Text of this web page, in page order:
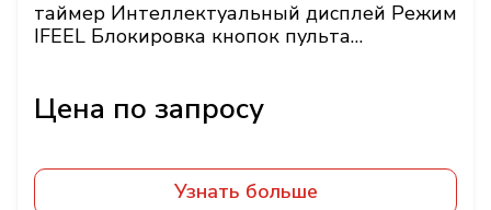
таймер Интеллектуальный дисплей Режим
IFEEL Блокировка кнопок пульта
Узнать больше